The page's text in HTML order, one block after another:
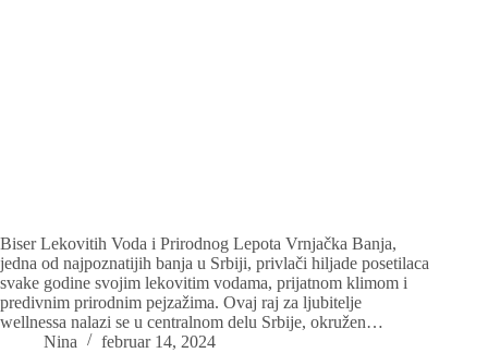
Biser Lekovitih Voda i Prirodnog Lepota Vrnjačka Banja,
jedna od najpoznatijih banja u Srbiji, privlači hiljade posetilaca
svake godine svojim lekovitim vodama, prijatnom klimom i
predivnim prirodnim pejzažima. Ovaj raj za ljubitelje
wellnessa nalazi se u centralnom delu Srbije, okružen…
Nina
februar 14, 2024